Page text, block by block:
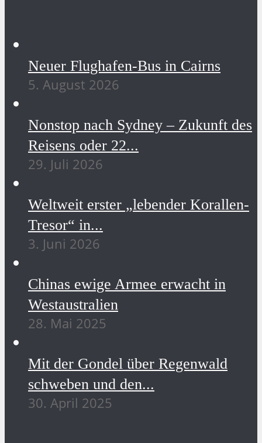
Neuer Flughafen-Bus in Cairns
5. August 2026
Nonstop nach Sydney – Zukunft des
Reisens oder 22...
29. Juli 2026
Weltweit erster „lebender Korallen-
Tresor“ in...
3. Juni 2026
Chinas ewige Armee erwacht in
Westaustralien
28. Mai 2025
Mit der Gondel über Regenwald
schweben und den...
30. April 2025